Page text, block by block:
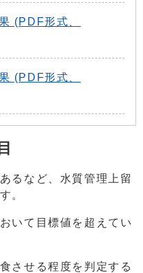
(PDF形式、
(PDF形式、
るなど、水質管理上留
。
いて目標値を超えてい
させる程度を判定する